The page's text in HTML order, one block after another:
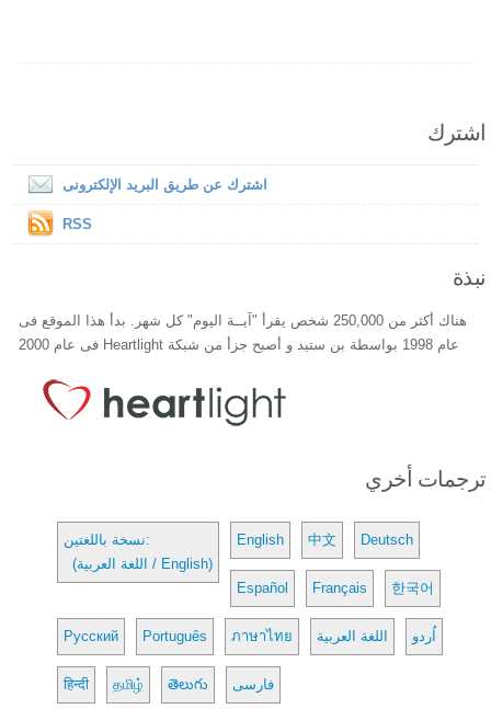
اشترك
اشترك عن طريق البريد الإلكترونى
RSS
نبذة
هناك أكثر من 250,000 شخص يقرأ "آيــة اليوم" كل شهر. بدأ هذا الموقع فى
عام 1998 بواسطة بن ستيد و أصبح جزأ من شبكة Heartlight فى عام 2000
ترجمات أخري
نسخة باللغتين:
(اللغة العربية / English)
English 中文 Deutsch
Español Français 한국어
Русский Português ภาษาไทย اللغة العربية اُردو
हिन्दी தமிழ் తెలుగు فارسی